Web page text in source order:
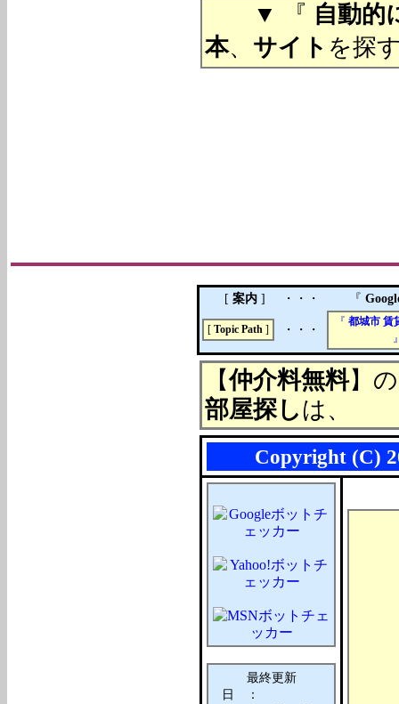
▼ 『 自動的
本、 サイト を探
[ 案内] ・・・ 『
[ Topic Path ] ・・・
『 都城市 賃
【仲介料無料】の
部屋探し は、
Copyright (C)
最終更新
日 ：